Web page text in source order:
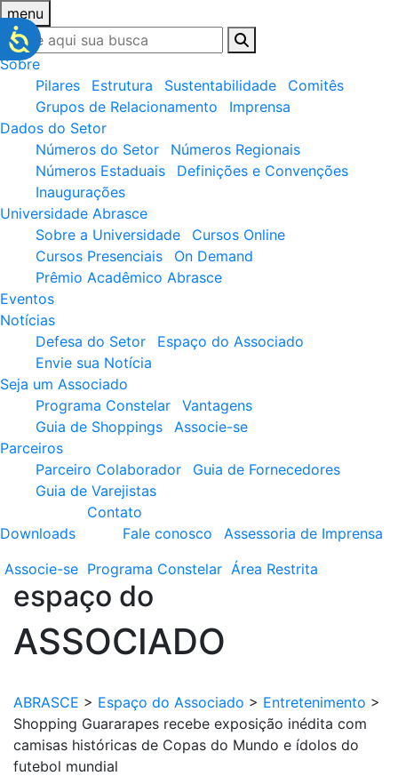
menu
Sobre
Pilares
Estrutura Sustentabilidade
Comitês
Grupos de Relacionamento
Imprensa
Dados do Setor
Números do Setor
Números Regionais
Números Estaduais
Definições e Convenções
Inaugurações
Universidade Abrasce
Sobre a Universidade
Cursos Online
Cursos Presenciais
On Demand
Prêmio Acadêmico Abrasce
Eventos
Notícias
Defesa do Setor
Espaço do Associado
Envie sua Notícia
Seja um Associado
Programa Constelar
Vantagens
Guia de Shoppings
Associe-se
Parceiros
Parceiro Colaborador
Guia de Fornecedores
Guia de Varejistas
Downloads
Contato
Fale conosco
Assessoria de Imprensa
Associe-se Programa Constelar Área Restrita
espaço do
ASSOCIADO
ABRASCE > Espaço do Associado > Entretenimento >
Shopping Guararapes recebe exposição inédita com
camisas históricas de Copas do Mundo e ídolos do
futebol mundial